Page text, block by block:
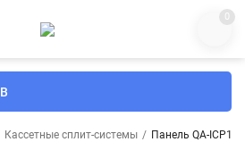
0
Кассетные сплит-системы / Панель QA-ICP10